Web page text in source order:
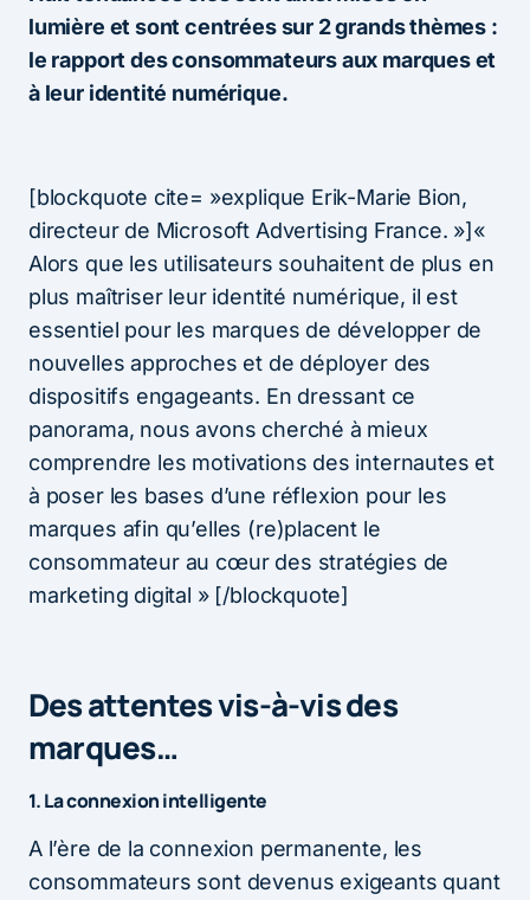
lumière et sont centrées sur 2 grands thèmes :
le rapport des consommateurs aux marques et
à leur identité numérique.
[blockquote cite= »explique Erik-Marie Bion,
directeur de Microsoft Advertising France. »]«
Alors que les utilisateurs souhaitent de plus en
plus maîtriser leur identité numérique, il est
essentiel pour les marques de développer de
nouvelles approches et de déployer des
dispositifs engageants. En dressant ce
panorama, nous avons cherché à mieux
comprendre les motivations des internautes et
à poser les bases d’une réflexion pour les
marques afin qu’elles (re)placent le
consommateur au cœur des stratégies de
marketing digital » [/blockquote]
Des attentes vis-à-vis des
marques…
1. La connexion intelligente
A l’ère de la connexion permanente, les
consommateurs sont devenus exigeants quant